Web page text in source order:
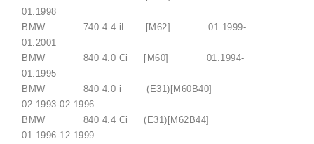
01.1998
BMW 740 4.4 iL [M62] 01.1999-
01.2001
BMW 840 4.0 Ci [M60] 01.1994-
01.1995
BMW 840 4.0 i (E31)[M60B40]
02.1993-02.1996
BMW 840 4.4 Ci (E31)[M62B44]
01.1996-12.1999